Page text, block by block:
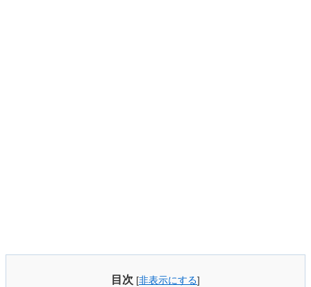
目次 [非表示にする]